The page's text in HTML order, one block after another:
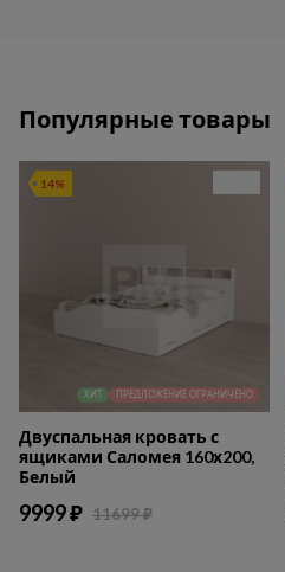
Популярные товары
14%
ХИТ ПРЕДЛОЖЕНИЕ ОГРАНИЧЕНО
Двуспальная кровать с
ящиками Саломея 160х200,
Белый
9999 ₽ 11699 ₽